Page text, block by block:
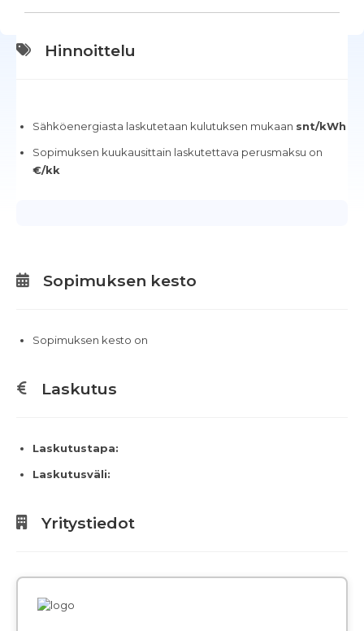
Hinnoittelu
Sähköenergiasta laskutetaan kulutuksen mukaan snt/kWh
Sopimuksen kuukausittain laskutettava perusmaksu on
€/kk
Sopimuksen kesto
Sopimuksen kesto on
Laskutus
Laskutustapa:
Laskutusväli:
Yritystiedot